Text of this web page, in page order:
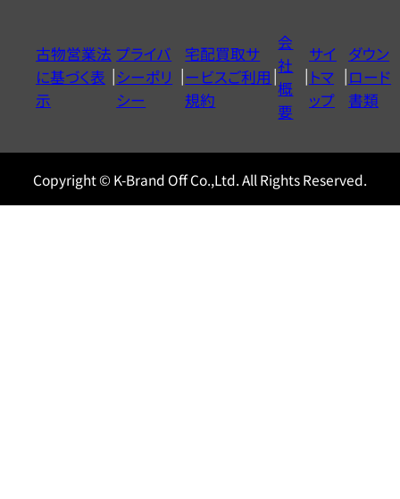
ヤ
ル
0120604117
古物営業法
に基づく表
示
プライバ
シーポリ
シー
宅配買取サ
ービスご利用
規約
会
社
概
要
サイ
トマ
ップ
ダウン
ロード
書類
Copyright © K-Brand Off Co.,Ltd. All Rights Reserved.